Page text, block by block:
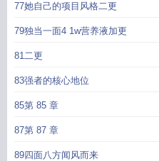
77她自己的项目风格二更
79独当一面4 1w营养液加更
81二更
83强者的核心地位
85第 85 章
87第 87 章
89四面八方闻风而来